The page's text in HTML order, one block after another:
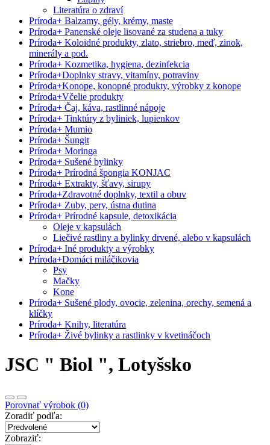
Literatúra o zdraví
Príroda+ Balzamy, gély, krémy, maste
Príroda+ Panenské oleje lisované za studena a tuky
Príroda+ Koloidné produkty, zlato, striebro, meď, zinok,
minerály a pod.
Príroda+ Kozmetika, hygiena, dezinfekcia
Príroda+Doplnky stravy, vitamíny, potraviny
Príroda+Konope, konopné produkty, výrobky z konope
Príroda+Včelie produkty
Príroda+ Čaj, káva, rastlinné nápoje
Príroda+ Tinktúry z byliniek, lupienkov
Príroda+ Mumio
Príroda+ Šungit
Príroda+ Moringa
Príroda+ Sušené bylinky
Príroda+ Prírodná špongia KONJAC
Príroda+ Extrakty, šťavy, sirupy
Príroda+Zdravotné doplnky, textil a obuv
Príroda+ Zuby, pery, ústna dutina
Príroda+ Prírodné kapsule, detoxikácia
Oleje v kapsulách
Liečivé rastliny a bylinky drvené, alebo v kapsulách
Príroda+ Iné produkty a výrobky
Príroda+Domáci miláčikovia
Psy
Mačky
Kone
Príroda+ Sušené plody, ovocie, zelenina, orechy, semená a
klíčky
Príroda+ Knihy, literatúra
Príroda+ Živé bylinky a rastlinky v kvetináčoch
JSC " Biol ", Lotyšsko
Porovnať výrobok (0)
Zoradiť podľa:
Zobraziť: